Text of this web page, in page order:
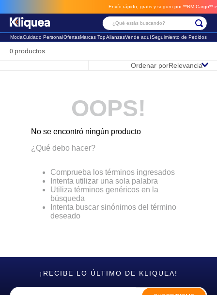
Envío rápido, gratis y seguro por **BM-Cargo**
¿Qué estás buscando?
ModaCuidado PersonalOfertasMarcas TopAlianzasVende aquíSeguimiento de Pedidos
0 productos
Ordenar porRelevancia
OOPS!
No se encontró ningún producto
¿Qué debo hacer?
Comprueba los términos ingresados
Intenta utilizar una sola palabra
Utiliza términos genéricos en la
búsqueda
Intenta buscar sinónimos del término
deseado
¡RECIBE LO ÚLTIMO DE KLIQUEA!
Términos Más Buscados